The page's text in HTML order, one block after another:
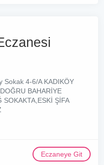
Sokak 4-6/A KADIKÖY
BAHARİYE
SOKAKTA,ESKİ ŞİFA
Eczaneye Git